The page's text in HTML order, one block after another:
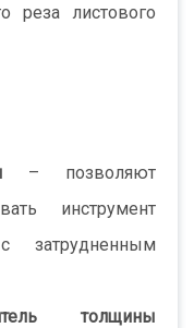
реза листового
– позволяют
инструмент
толщины